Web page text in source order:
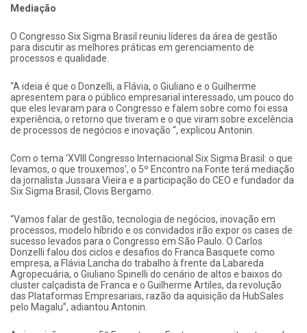
Mediação
O Congresso Six Sigma Brasil reuniu líderes da área de gestão
para discutir as melhores práticas em gerenciamento de
processos e qualidade.
“A ideia é que o Donzelli, a Flávia, o Giuliano e o Guilherme
apresentem para o público empresarial interessado, um pouco do
que eles levaram para o Congresso e falem sobre como foi essa
experiência, o retorno que tiveram e o que viram sobre excelência
de processos de negócios e inovação “, explicou Antonin.
Com o tema ‘XVIII Congresso Internacional Six Sigma Brasil: o que
levamos, o que trouxemos’, o 5º Encontro na Fonte terá mediação
da jornalista Jussara Vieira e a participação do CEO e fundador da
Six Sigma Brasil, Clovis Bergamo.
“Vamos falar de gestão, tecnologia de negócios, inovação em
processos, modelo híbrido e os convidados irão expor os cases de
sucesso levados para o Congresso em São Paulo. O Carlos
Donzelli falou dos ciclos e desafios do Franca Basquete como
empresa, a Flávia Lancha do trabalho à frente da Labareda
Agropecuária, o Giuliano Spinelli do cenário de altos e baixos do
cluster calçadista de Franca e o Guilherme Artiles, da revolução
das Plataformas Empresariais, razão da aquisição da HubSales
pelo Magalu”, adiantou Antonin.